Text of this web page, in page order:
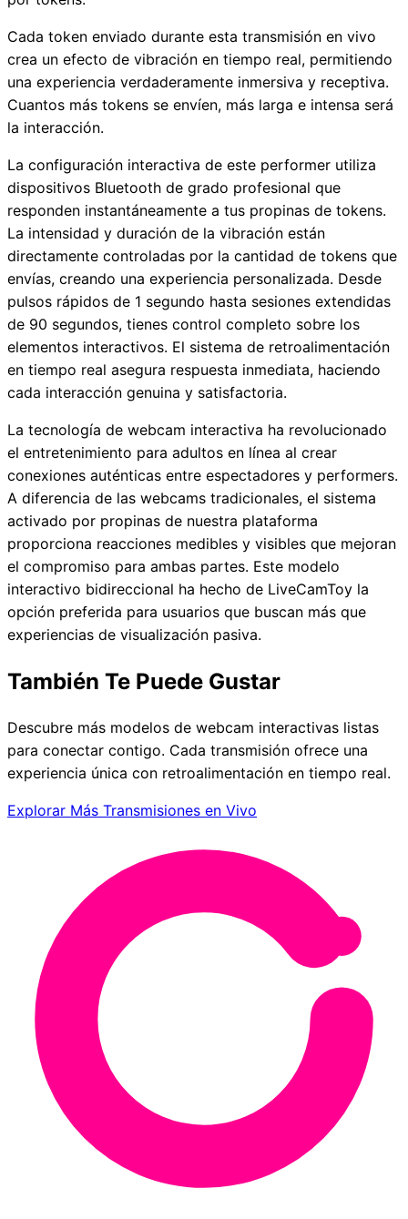
Cada token enviado durante esta transmisión en vivo
crea un efecto de vibración en tiempo real, permitiendo
una experiencia verdaderamente inmersiva y receptiva.
Cuantos más tokens se envíen, más larga e intensa será
la interacción.
La configuración interactiva de este performer utiliza
dispositivos Bluetooth de grado profesional que
responden instantáneamente a tus propinas de tokens.
La intensidad y duración de la vibración están
directamente controladas por la cantidad de tokens que
envías, creando una experiencia personalizada. Desde
pulsos rápidos de 1 segundo hasta sesiones extendidas
de 90 segundos, tienes control completo sobre los
elementos interactivos. El sistema de retroalimentación
en tiempo real asegura respuesta inmediata, haciendo
cada interacción genuina y satisfactoria.
La tecnología de webcam interactiva ha revolucionado
el entretenimiento para adultos en línea al crear
conexiones auténticas entre espectadores y performers.
A diferencia de las webcams tradicionales, el sistema
activado por propinas de nuestra plataforma
proporciona reacciones medibles y visibles que mejoran
el compromiso para ambas partes. Este modelo
interactivo bidireccional ha hecho de LiveCamToy la
opción preferida para usuarios que buscan más que
experiencias de visualización pasiva.
También Te Puede Gustar
Descubre más modelos de webcam interactivas listas
para conectar contigo. Cada transmisión ofrece una
experiencia única con retroalimentación en tiempo real.
Explorar Más Transmisiones en Vivo